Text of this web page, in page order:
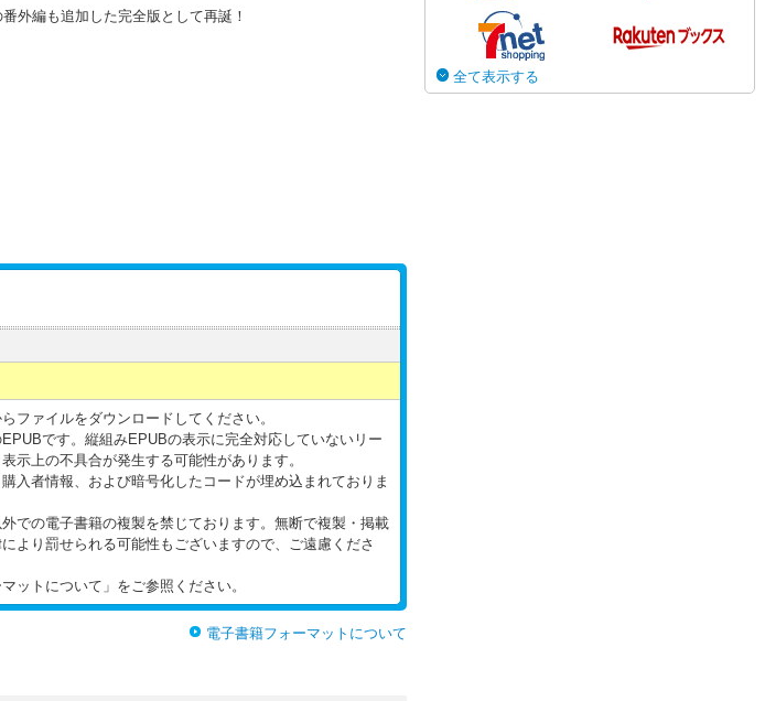
外編も追加した完全版として再誕！
ファイルをダウンロードしてください。
です。縦組みEPUBの表示に完全対応していないリー
示上の不具合が発生する可能性があります。
入者情報、および暗号化したコードが埋め込まれておりま
での電子書籍の複製を禁じております。無断で複製・掲載
より罰せられる可能性もございますので、ご遠慮くださ
ットについて」をご参照ください。
電子書籍フォーマットについて
全て表示する